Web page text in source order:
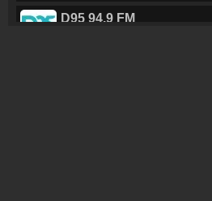
D95 94.9 FM